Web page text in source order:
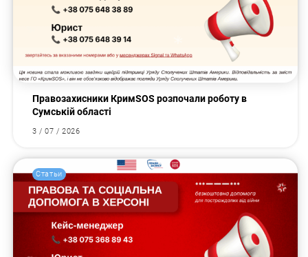
Правозахисники КримSOS розпочали роботу в
Сумській області
3 / 07 / 2026
Статьи